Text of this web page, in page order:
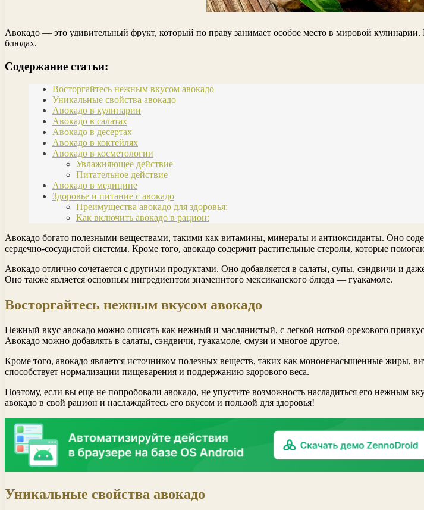
Авокадо — это удивительный фрукт, который по праву занимает особое место в мировой
блюдах.
Содержание статьи:
Восторгайтесь нежным вкусом авокадо
Уникальные свойства авокадо
Авокадо в кулинарии
Авокадо в салатах
Авокадо в десертах
Авокадо в коктейлях
Авокадо в косметологии
Увлажняющее действие
Питательное действие
Авокадо в медицине
Здоровье и питание с авокадо
Преимущества авокадо для здоровья:
Как включить авокадо в рацион:
Авокадо богато полезными веществами, такими как витамины, минералы и антиоксиданты. Оно
сердечно-сосудистой системы. Кроме того, авокадо содержит растительные стеролы, которые
Авокадо отлично сочетается с другими продуктами. Оно добавляется в салаты, супы, сэндвичи и
Оно также является основным ингредиентом знаменитого мексиканского блюда — гуакамоле.
Восторгайтесь нежным вкусом авокадо
Нежный вкус авокадо можно описать как нежный и маслянистый, с легкой ноткой орехового
Авокадо можно добавлять в салаты, сэндвичи, гуакамоле, смузи и многое другое.
Кроме того, авокадо является источником полезных веществ, таких как мононенасыщенные жиры,
способствует нормализации пищеварения и поддержанию здорового веса.
Поэтому, если вы еще не попробовали авокадо, не упустите возможность насладиться его нежным
авокадо в свой рацион и наслаждайтесь его вкусом и пользой для здоровья!
Уникальные свойства авокадо